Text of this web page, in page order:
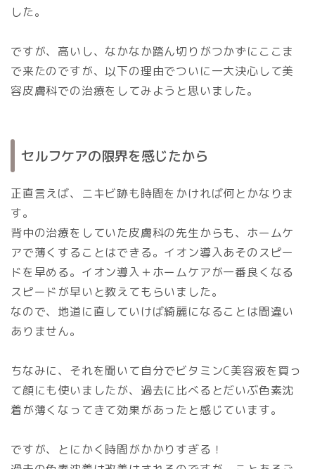
した。
ですが、高いし、なかなか踏ん切りがつかずにここま
で来たのですが、以下の理由でついに一大決心して美
容皮膚科での治療をしてみようと思いました。
セルフケアの限界を感じたから
正直言えば、ニキビ跡も時間をかければ何とかなりま
す。
背中の治療をしていた皮膚科の先生からも、ホームケ
アで薄くすることはできる。イオン導入あそのスピー
ドを早める。イオン導入＋ホームケアが一番良くなる
スピードが早いと教えてもらいました。
なので、地道に直していけば綺麗になることは間違い
ありません。
ちなみに、それを聞いて自分でビタミンC美容液を買っ
て顔にも使いましたが、過去に比べるとだいぶ色素沈
着が薄くなってきて効果があったと感じています。
ですが、とにかく時間がかかりすぎる！